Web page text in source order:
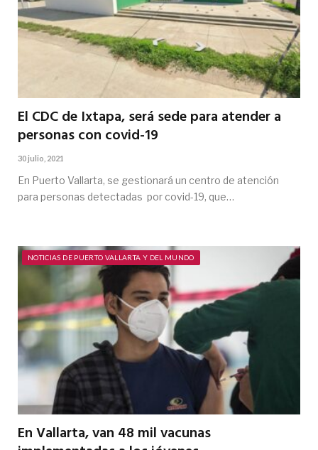
El CDC de Ixtapa, será sede para atender a
personas con covid-19
30 julio, 2021
En Puerto Vallarta, se gestionará un centro de atención
para personas detectadas por covid-19, que…
NOTICIAS DE PUERTO VALLARTA Y DEL MUNDO
En Vallarta, van 48 mil vacunas